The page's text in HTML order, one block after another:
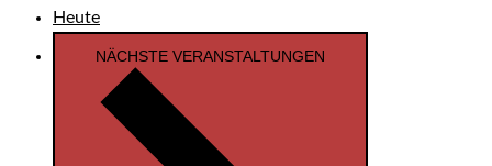
Heute
NÄCHSTE VERANSTALTUNGEN